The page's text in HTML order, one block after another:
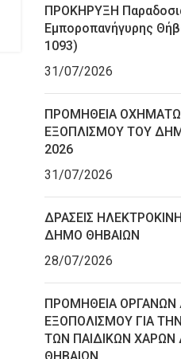
ΠΡΟΚΗΡΥΞΗ
Εμποροπανήγυρης
1093)
31/07/2026
ΠΡΟΜΗΘΕΙΑ
ΕΞΟΠΛΙΣΜΟΥ ΤΟΥ
2026
31/07/2026
ΔΡΑΣΕΙΣ
ΔΗΜΟ ΘΗΒΑΙΩΝ
28/07/2026
ΠΡΟΜΗΘΕΙΑ ΟΡΓΑΝΩΝ
ΕΞΟΠΟΛΙΣΜΟΥ ΓΙΑ
ΤΩΝ ΠΑΙΔΙΚΩΝ